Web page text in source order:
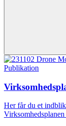
Publikation
Her får du et